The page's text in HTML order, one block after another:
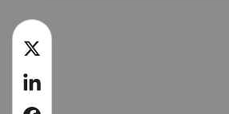
linkedin
twitter